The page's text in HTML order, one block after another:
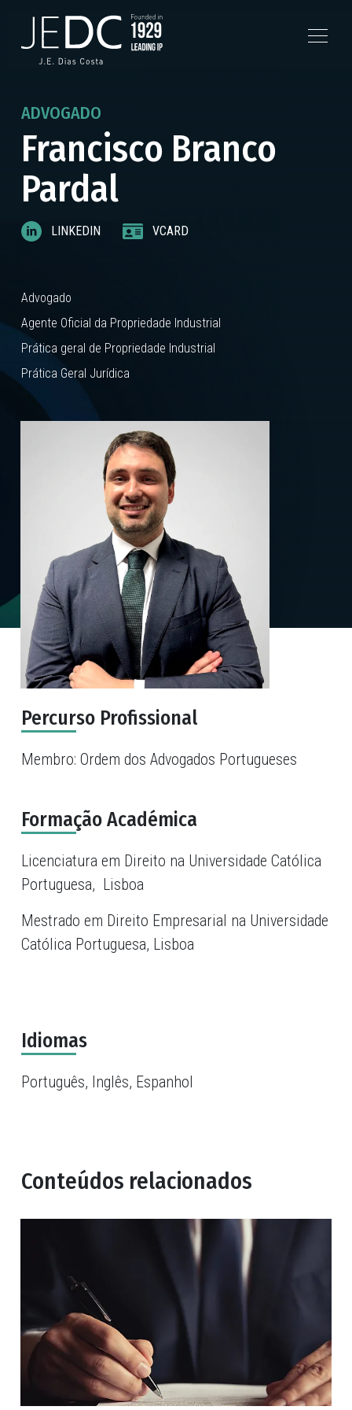
ADVOGADO
Francisco Branco
Pardal
LINKEDIN VCARD
Advogado
Agente Oficial da Propriedade Industrial
Prática geral de Propriedade Industrial
Prática Geral Jurídica
Percurso Profissional
Membro: Ordem dos Advogados Portugueses
Formação Académica
Licenciatura em Direito na Universidade Católica
Portuguesa, Lisboa
Mestrado em Direito Empresarial na Universidade
Católica Portuguesa, Lisboa
Idiomas
Português, Inglês, Espanhol
Conteúdos relacionados